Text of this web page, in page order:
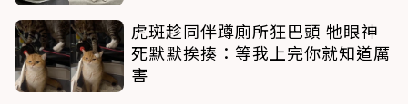
虎斑趁同伴蹲廁所狂巴頭 牠眼神
死默默挨揍：等我上完你就知道厲
害